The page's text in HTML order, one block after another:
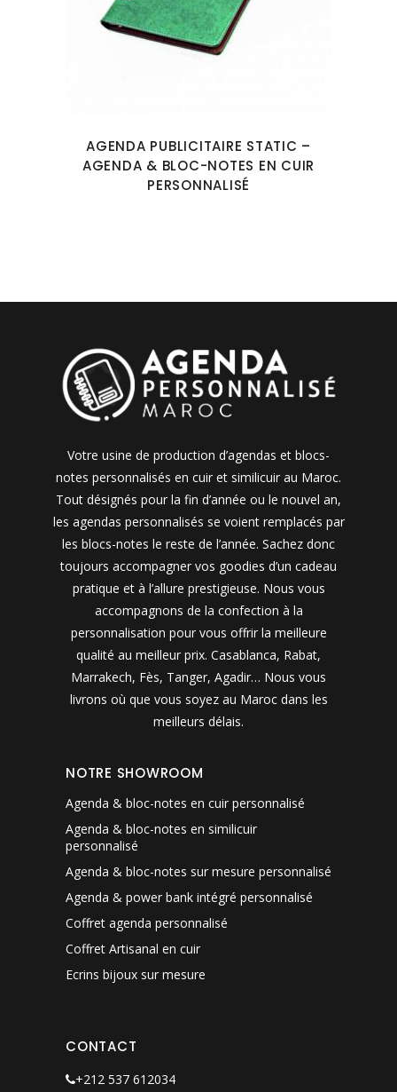
AGENDA PUBLICITAIRE STATIC –
AGENDA & BLOC-NOTES EN CUIR
PERSONNALISÉ
Votre usine de production d’agendas et blocs-
notes personnalisés en cuir et similicuir au Maroc.
Tout désignés pour la fin d’année ou le nouvel an,
les agendas personnalisés se voient remplacés par
les blocs-notes le reste de l’année. Sachez donc
toujours accompagner vos goodies d’un cadeau
pratique et à l’allure prestigieuse. Nous vous
accompagnons de la confection à la
personnalisation pour vous offrir la meilleure
qualité au meilleur prix. Casablanca, Rabat,
Marrakech, Fès, Tanger, Agadir… Nous vous
livrons où que vous soyez au Maroc dans les
meilleurs délais.
NOTRE SHOWROOM
Agenda & bloc-notes en cuir personnalisé
Agenda & bloc-notes en similicuir
personnalisé
Agenda & bloc-notes sur mesure personnalisé
Agenda & power bank intégré personnalisé
Coffret agenda personnalisé
Coffret Artisanal en cuir
Ecrins bijoux sur mesure
CONTACT
+212 537 612034